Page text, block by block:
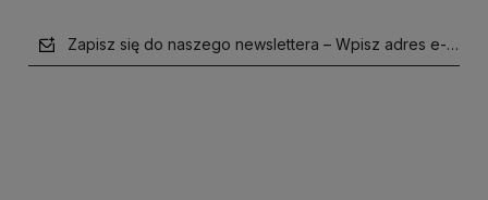
Zapisz się do naszego newslettera – Wpisz adres e-mail